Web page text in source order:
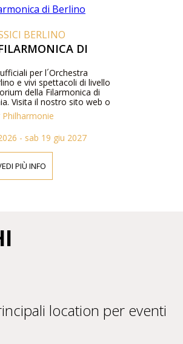
BERLINO
DI
per l´Orchestra
e vivi spettacoli di livello
della Filarmonica di
Visita il nostro sito web o
per ulteriori
dettagli del programma
Philharmonie
- sab 19 giu 2027
PIÙ INFO
location per eventi